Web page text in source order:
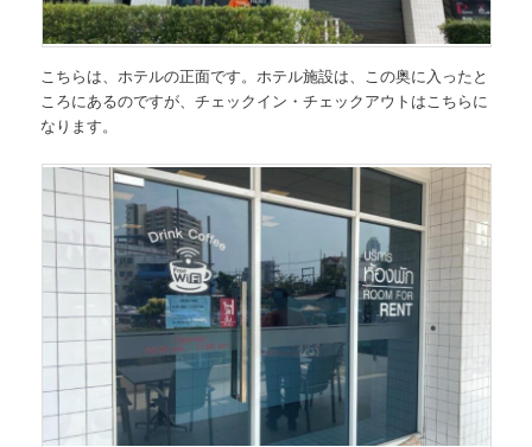
こちらは、ホテルの正面です。ホテル施設は、この奥に入ったと
ころにあるのですが、チェックイン・チェックアウトはこちらに
なります。